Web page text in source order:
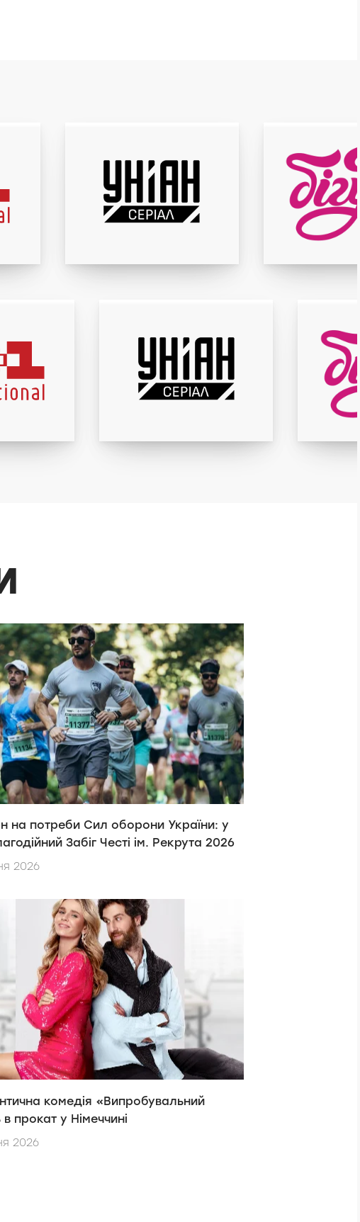
на потреби Сил оборони України: у
Забіг Честі ім. Рекрута 2026
2026
комедія «Випробувальний
прокат у Німеччині
2026